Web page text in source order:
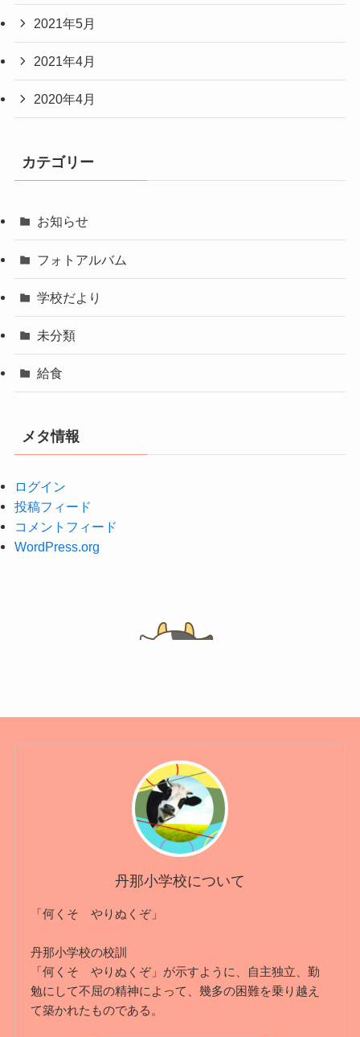
2021年5月
2021年4月
2020年4月
カテゴリー
お知らせ
フォトアルバム
学校だより
未分類
給食
メタ情報
ログイン
投稿フィード
コメントフィード
WordPress.org
丹那小学校について
「何くそ やりぬくぞ」
丹那小学校の校訓
「何くそ やりぬくぞ」が示すように、自主独立、勤
勉にして不屈の精神によって、幾多の困難を乗り越え
て築かれたものである。